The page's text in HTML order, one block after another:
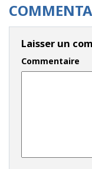
Laisser un
Commentaire